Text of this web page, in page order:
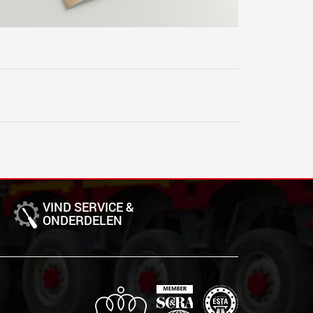
VIND SERVICE &
ONDERDELEN